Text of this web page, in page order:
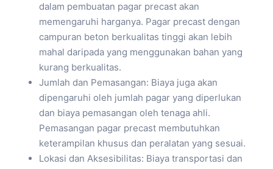
dalam pembuatan pagar precast akan
memengaruhi harganya. Pagar precast dengan
campuran beton berkualitas tinggi akan lebih
mahal daripada yang menggunakan bahan yang
kurang berkualitas.
Jumlah dan Pemasangan: Biaya juga akan
dipengaruhi oleh jumlah pagar yang diperlukan
dan biaya pemasangan oleh tenaga ahli.
Pemasangan pagar precast membutuhkan
keterampilan khusus dan peralatan yang sesuai.
Lokasi dan Aksesibilitas: Biaya transportasi dan